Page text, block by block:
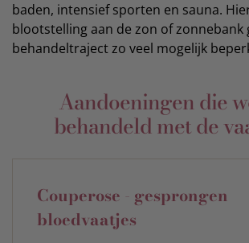
baden, intensief sporten en sauna.
blootstelling aan de zon of zonnebank
behandeltraject zo veel mogelijk
Aandoeningen die
behandeld met de
Couperose - gesprongen
bloedvaatjes